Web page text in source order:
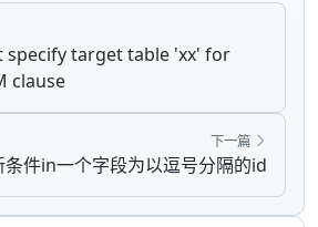
specify target table 'xx' for
clause
下一篇
件in一个字段为以逗号分隔的id